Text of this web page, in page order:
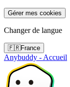
Gérer mes cookies
Changer de langue
🇫🇷France
Anybuddy - Accueil